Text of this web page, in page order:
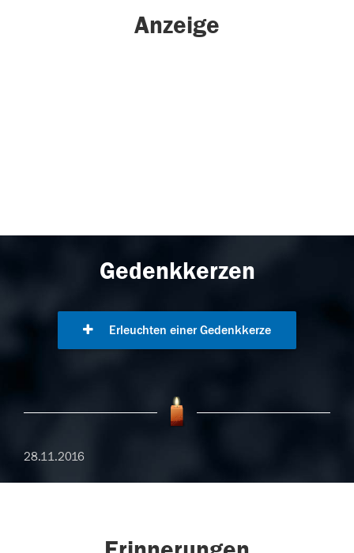
Anzeige
Gedenkkerzen
Erleuchten einer Gedenkkerze
28.11.2016